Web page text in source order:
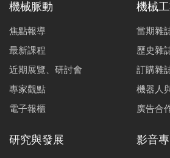
機械脈動
焦點報導
最新課程
近期展覽、研討會
專家觀點
電子報櫃
機械
當期雜
歷史雜
訂購雜
機器人
廣告合
研究與發展 影音